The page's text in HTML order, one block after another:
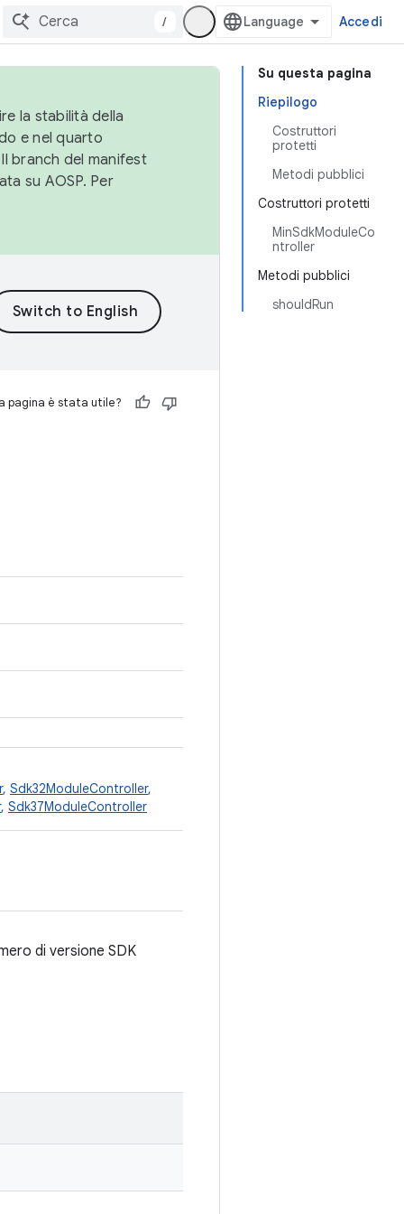
/ Accedi
Su questa pagina
Riepilogo
Costruttori
protetti
Metodi pubblici
Costruttori protetti
MinSdkModuleCo
ntroller
Metodi pubblici
shouldRun
la stabilità della
e nel quarto
branch del manifest
su AOSP. Per
pagina è stata utile?
, Sdk32ModuleController,
, Sdk37ModuleController
di versione SDK